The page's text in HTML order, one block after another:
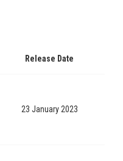
Release Date
23 January 2023